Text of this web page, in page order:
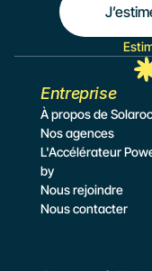
Entreprise
À propos de
Nos agences
L'Accélérateur
by
Nous rejoindre
Nous contacter